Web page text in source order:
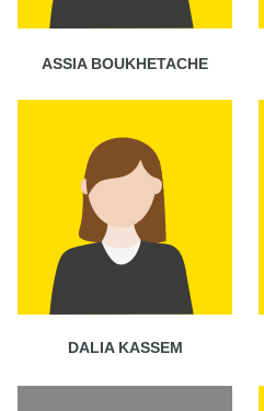
ASSIA BOUKHETACHE
DALIA KASSEM